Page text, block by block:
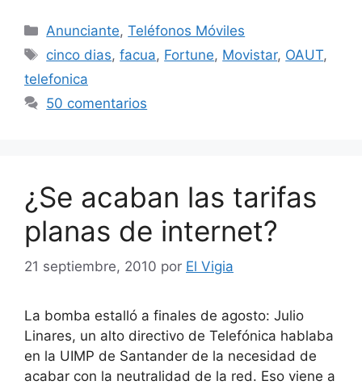
Categorías
Anunciante,Teléfonos Móviles
Etiquetas
cinco dias,facua, Fortune, Movistar, OAUT,
telefonica
50 comentarios
¿Se acaban las tarifas
planas de internet?
21 septiembre, 2010 por El Vigia
La bomba estalló a finales de agosto: Julio
Linares, un alto directivo de Telefónica hablaba
en la UIMP de Santander de la necesidad de
acabar con la neutralidad de la red. Eso viene a